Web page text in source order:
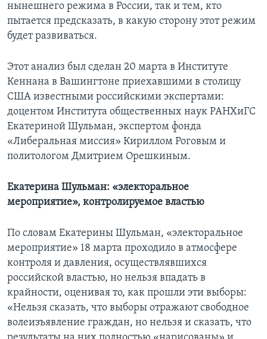
нынешнего режима в России, так и тем, кто
пытается предсказать, в какую сторону этот режим
будет развиваться.
Этот анализ был сделан 20 марта в Институте
Кеннана в Вашингтоне приехавшими в столицу
США известными российскими экспертами:
доцентом Института общественных наук РАНХиГС
Екатериной Шульман, экспертом фонда
«Либеральная миссия» Кириллом Роговым и
политологом Дмитрием Орешкиным.
Екатерина Шульман: «электоральное
мероприятие», контролируемое властью
По словам Екатерины Шульман, «электоральное
мероприятие» 18 марта проходило в атмосфере
контроля и давления, осуществлявшихся
российской властью, но нельзя впадать в
крайности, оценивая то, как прошли эти выборы:
«Нельзя сказать, что выборы отражают свободное
волеизъявление граждан, но нельзя и сказать, что